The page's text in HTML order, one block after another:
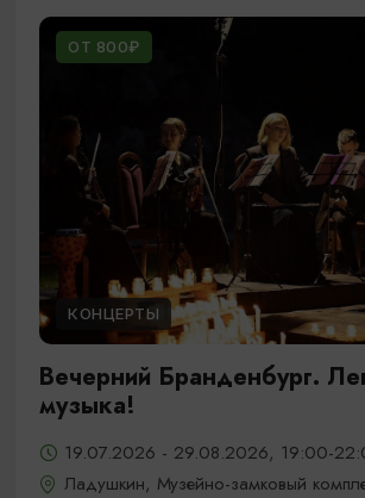
ОТ 800₽
КОНЦЕРТЫ
Вечерний Бранденбург.
музыка!
19.07.2026 - 29.08.2026, 19:00-
Ладушкин, Музейно-замковый